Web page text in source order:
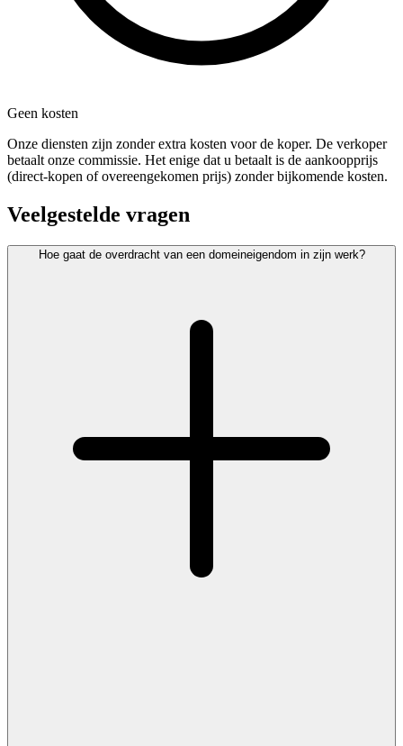
Geen kosten
Onze diensten zijn zonder extra kosten voor de koper. De verkoper
betaalt onze commissie. Het enige dat u betaalt is de aankoopprijs
(direct-kopen of overeengekomen prijs) zonder bijkomende kosten.
Veelgestelde vragen
Hoe gaat de overdracht van een domeineigendom in zijn werk?